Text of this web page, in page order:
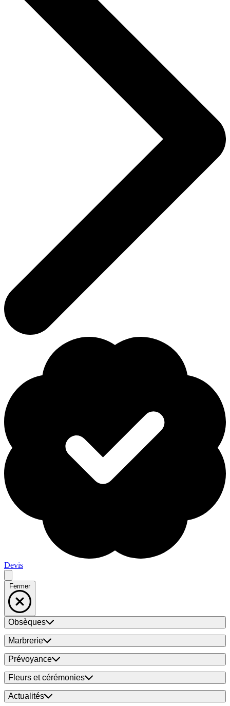
Devis
Fermer
Obsèques
Marbrerie
Prévoyance
Fleurs et cérémonies
Actualités